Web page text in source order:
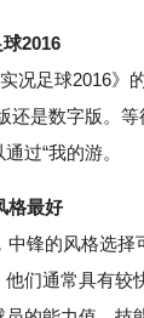
2016
足球2016》
还是数字版。
过“我的游。
格最好
的风格选择
们通常具有较